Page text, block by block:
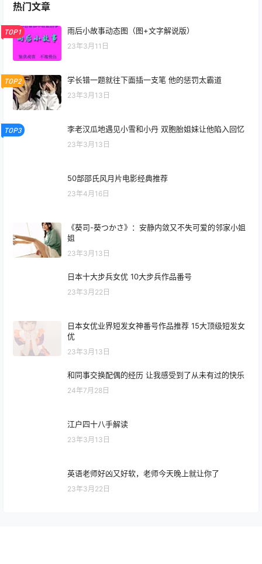
热门文章
TOP1 雨后小故事动态图（图+文字解说版）
23年3月11日
TOP2 学长错一题就往下面插一支笔 他的惩罚太霸道
23年3月13日
TOP3 李老汉瓜地遇见小雪和小丹 双胞胎姐妹让他陷入回忆
23年3月13日
50部邵氏风月片电影经典推荐
23年4月16日
《葵司-葵つかさ》：安静内敛又不失可爱的邻家小姐
姐
23年3月13日
日本十大步兵女优 10大步兵作品番号
23年3月22日
日本女优业界短发女神番号作品推荐 15大顶级短发女
优
23年3月13日
和同事交换配偶的经历 让我感受到了从未有过的快乐
24年7月28日
江户四十八手解读
23年3月13日
英语老师好凶又好软，老师今天晚上就让你了
23年3月22日